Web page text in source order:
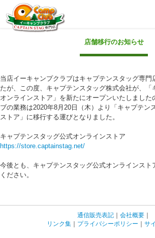
キャプテンスタッグキャン
店舗移行のお知らせ
当店イーキャンプクラブはキャプテンスタッグ専門
たが、この度、キャプテンスタッグ株式会社が、「
オンラインストア」を新たにオープンいたしました
ブの業務は2020年8月20日（木）より「キャプテン
ストア」に移行する運びとなりました。
キャプテンスタッグ公式オンラインストア
https://store.captainstag.net/
今後とも、キャプテンスタッグ公式オンラインスト
ください。
通信販売表記 ｜ 会社概要 ｜
リンク集 ｜ プライバシーポリシー ｜ サ